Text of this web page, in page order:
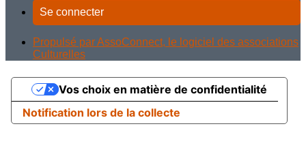
Se connecter
Propulsé par AssoConnect, le logiciel des associations
Culturelles
Notification lors de la collecte
Vos choix en matière de confidentialité